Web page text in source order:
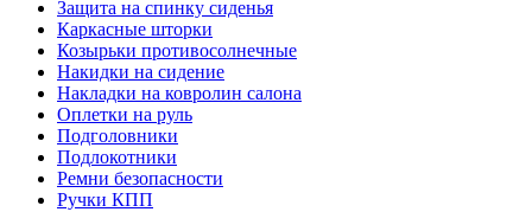
Защита на спинку сиденья
Каркасные шторки
Козырьки противосолнечные
Накидки на сидение
Накладки на ковролин салона
Оплетки на руль
Подголовники
Подлокотники
Ремни безопасности
Ручки КПП